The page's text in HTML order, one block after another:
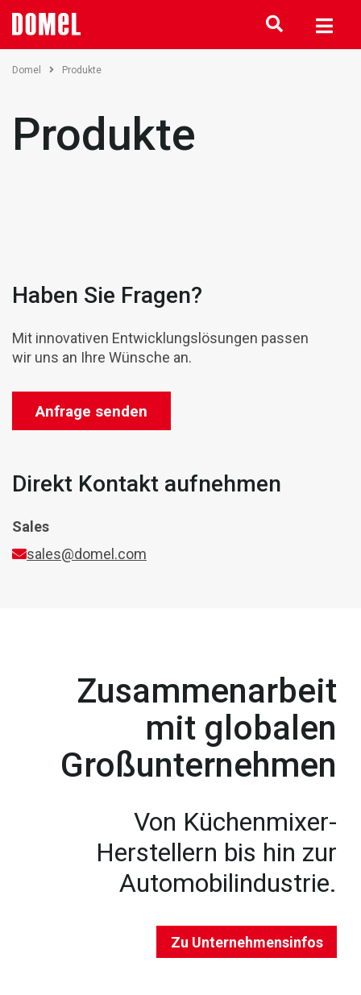
Domel Produkte
Produkte
Haben Sie Fragen?
Mit innovativen Entwicklungslösungen passen
wir uns an Ihre Wünsche an.
Anfrage senden
Direkt Kontakt aufnehmen
Sales
sales@domel.com
Zusammenarbeit
mit globalen
Großunternehmen
Von Küchenmixer-
Herstellern bis hin zur
Automobilindustrie.
Zu Unternehmensinfos